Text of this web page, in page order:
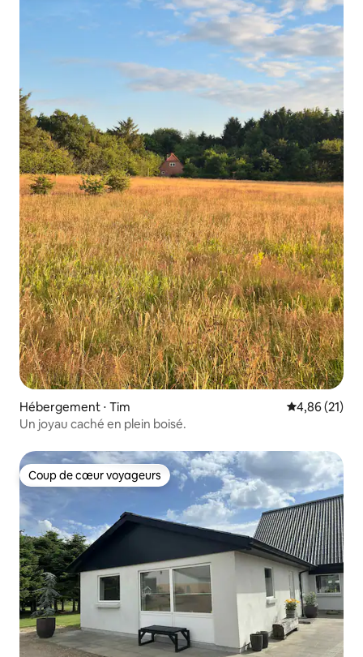
Hébergement ⋅ Tim Évaluation
4,86 (21)
Un joyau caché en plein boisé.
Coup de cœur voyageurs
Coup de cœur voyageurs